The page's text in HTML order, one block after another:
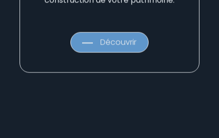
construction de votre patrimoine.
Découvrir